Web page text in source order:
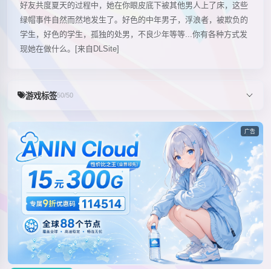
好友共度夏天的过程中，她在你眼皮底下被其他男人上了床，这些
绿帽事件自然而然地发生了。好色的中年男子，浮浪者，被欺负的
学生，好色的学生，孤独的处男，不良少年等等...你有各种方式发
现她在做什么。[来自DLSite]
游戏标签50/50
广告